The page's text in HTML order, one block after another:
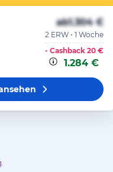
ab1.304 €
2 ERW • 1 Woche
- Cashback 20 €
1.284 €